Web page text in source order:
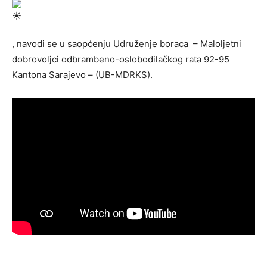
, navodi se u saopćenju Udruženje boraca – Maloljetni
dobrovoljci odbrambeno-oslobodilačkog rata 92-95
Kantona Sarajevo – (UB-MDRKS).